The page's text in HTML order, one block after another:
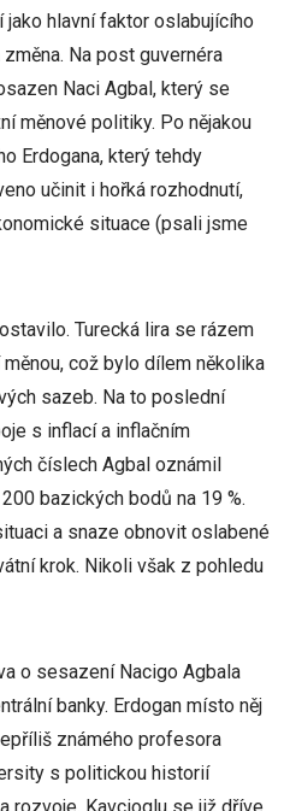
hlavní faktor oslabujícího
Na post guvernéra
Naci Agbal, který se
měnové politiky. Po nějakou
Erdogana, který tehdy
učinit i hořká rozhodnutí,
situace (psali jsme
Turecká lira se rázem
což bylo dílem několika
sazeb. Na to poslední
s inflací a inflačním
číslech Agbal oznámil
bazických bodů na 19 %.
a snaze obnovit oslabené
krok. Nikoli však z pohledu
o sesazení Nacigo Agbala
banky. Erdogan místo něj
známého profesora
s politickou historií
rozvoje. Kavcioglu se již dříve